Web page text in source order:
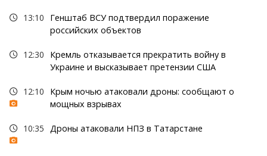
13:10
Генштаб ВСУ подтвердил поражение
российских объектов
12:30
Кремль отказывается прекратить войну в
Украине и высказывает претензии США
12:10
Крым ночью атаковали дроны: сообщают о
мощных взрывах
10:35 Дроны атаковали НПЗ в Татарстане